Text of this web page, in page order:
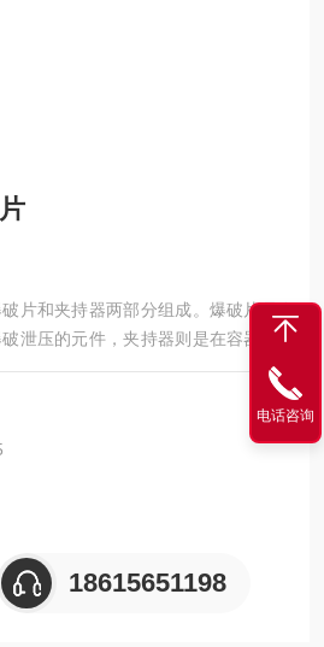
片和夹持器两部分组成。爆破片是在
泄压的元件，夹持器则是在容器的适
元件。
18615651198
电话咨询